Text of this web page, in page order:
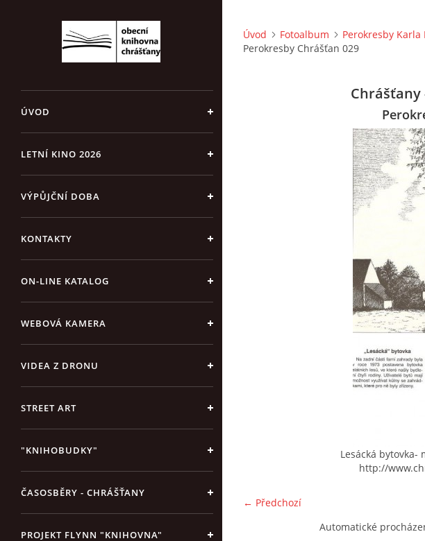
ÚVOD
LETNÍ KINO 2026
VÝPŮJČNÍ DOBA
KONTAKTY
ON-LINE KATALOG
WEBOVÁ KAMERA
VIDEA Z DRONU
STREET ART
"KNIHOBUDKY"
ČASOSBĚRY - CHRÁŠŤANY
PROJEKT FLYNN "KNIHOVNA"
Úvod Fotoalbum Perokresby Karla
Perokresby Chrášťan 029
Lesácká bytovka-
http://
← Předchozí
Automatické